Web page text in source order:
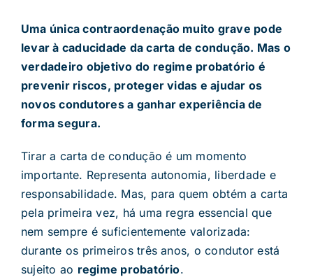
Uma única contraordenação muito grave pode
levar à caducidade da carta de condução. Mas o
verdadeiro objetivo do regime probatório é
prevenir riscos, proteger vidas e ajudar os
novos condutores a ganhar experiência de
forma segura.
Tirar a carta de condução é um momento
importante. Representa autonomia, liberdade e
responsabilidade. Mas, para quem obtém a carta
pela primeira vez, há uma regra essencial que
nem sempre é suficientemente valorizada:
durante os primeiros três anos, o condutor está
sujeito ao regime probatório.